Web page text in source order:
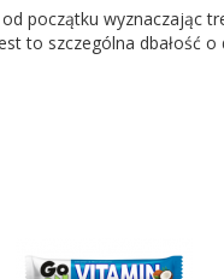
początku wyznaczając
to szczególna dbałość